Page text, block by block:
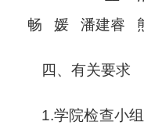
畅 媛 潘建睿
四、有关要求
1.学院检查小组